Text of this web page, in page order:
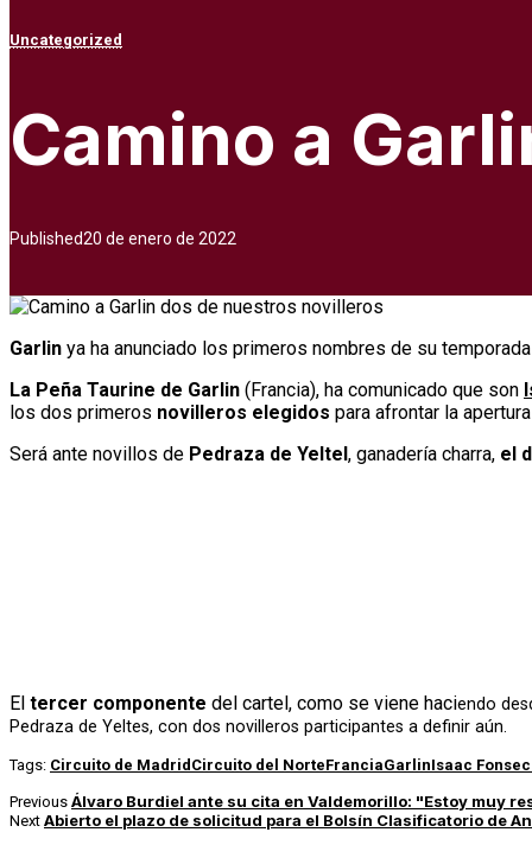
Uncategorized
Camino a
Published20 de enero de 2022
Garlin ya ha anunciado los primeros nombres de su
La Peña Taurine de Garlin (Francia), ha comunicado que son
los dos primeros novilleros elegidos para afrontar la
Será ante novillos de Pedraza de Yeltel , ganadería charra, el
El tercer componente del cartel, como se viene haciendo
Pedraza de Yeltes, con dos novilleros participantes a definir aún.
Tags: Circuito de Madrid Circuito del NorteFranciaGarlinIsaac
Previous Álvaro Burdiel ante su cita en Valdemorillo: "Estoy muy
Next Abierto el plazo de solicitud para el Bolsín Clasificatorio de